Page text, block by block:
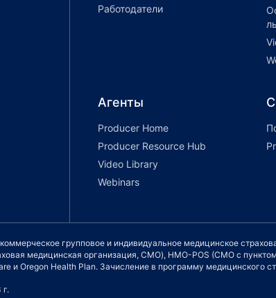
Работодатели
Агенты
Producer Home
Producer Resource Hub
Video Library
Webinars
групповое и индивидуальное медицинское
медицинская организация, СМО), HMO-POS (СМО с
и Oregon Health Plan. Зачисление в программу медицинского
г.